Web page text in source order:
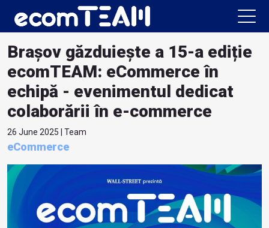
Brașov găzduiește a 15-a ediție
ecomTEAM: eCommerce în
echipă - evenimentul dedicat
colaborării în e-commerce
26 June 2025 | Team
eCommerce